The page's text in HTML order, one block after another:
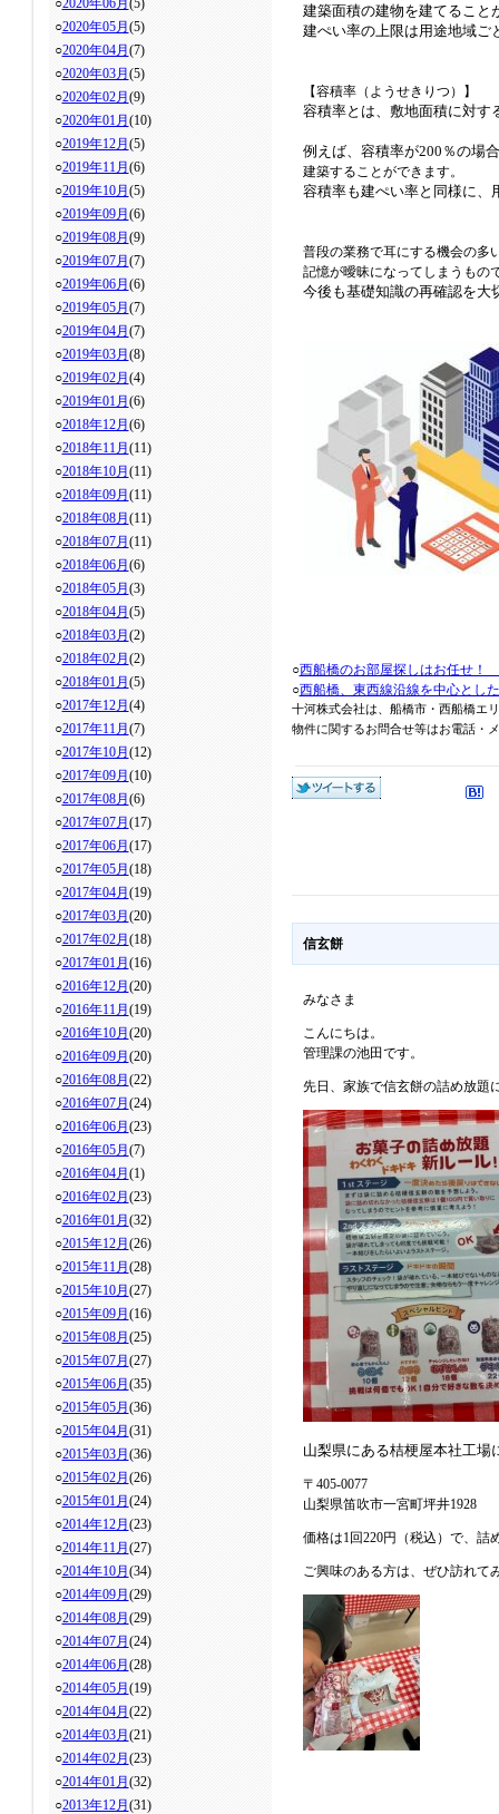
○2020年06月 (5)
○2020年05月 (5)
○2020年04月 (7)
○2020年03月 (5)
○2020年02月 (9)
○2020年01月 (10)
○2019年12月 (5)
○2019年11月 (6)
○2019年10月 (5)
○2019年09月 (6)
○2019年08月 (9)
○2019年07月 (7)
○2019年06月 (6)
○2019年05月 (7)
○2019年04月 (7)
○2019年03月 (8)
○2019年02月 (4)
○2019年01月 (6)
○2018年12月 (6)
○2018年11月 (11)
○2018年10月 (11)
○2018年09月 (11)
○2018年08月 (11)
○2018年07月 (11)
○2018年06月 (6)
○2018年05月 (3)
○2018年04月 (5)
○2018年03月 (2)
○2018年02月 (2)
○2018年01月 (5)
○2017年12月 (4)
○2017年11月 (7)
○2017年10月 (12)
○2017年09月 (10)
○2017年08月 (6)
○2017年07月 (17)
○2017年06月 (17)
○2017年05月 (18)
○2017年04月 (19)
○2017年03月 (20)
○2017年02月 (18)
○2017年01月 (16)
○2016年12月 (20)
○2016年11月 (19)
○2016年10月 (20)
○2016年09月 (20)
○2016年08月 (22)
○2016年07月 (24)
○2016年06月 (23)
○2016年05月 (7)
○2016年04月 (1)
○2016年02月 (23)
○2016年01月 (32)
○2015年12月 (26)
○2015年11月 (28)
○2015年10月 (27)
○2015年09月 (16)
○2015年08月 (25)
○2015年07月 (27)
○2015年06月 (35)
○2015年05月 (36)
○2015年04月 (31)
○2015年03月 (36)
○2015年02月 (26)
○2015年01月 (24)
○2014年12月 (23)
○2014年11月 (27)
○2014年10月 (34)
○2014年09月 (29)
○2014年08月 (29)
○2014年07月 (24)
○2014年06月 (28)
○2014年05月 (19)
○2014年04月 (22)
○2014年03月 (21)
○2014年02月 (23)
○2014年01月 (32)
○2013年12月 (31)
建築面積の建物を建てること
建ぺい率の上限は用途地域ご
【容積率（ようせきりつ）】
容積率とは、敷地面積に対す
例えば、容積率が200％の場
建築することができます。
容積率も建ぺい率と同様に、
普段の業務で耳にする機会の多
記憶が曖昧になってしまうもの
今後も基礎知識の再確認を大
○西船橋のお部屋探しはお任せ！
○西船橋、東西線沿線を中心とし
十河株式会社は、船橋市・西船橋エ
物件に関するお問合せ等はお電話・
信玄餅
みなさま
こんにちは。
管理課の池田です。
先日、家族で信玄餅の詰め放題
山梨県にある桔梗屋本社工場
〒405-0077
山梨県笛吹市一宮町坪井1928
価格は1回220円（税込）で、詰
ご興味のある方は、ぜひ訪れて